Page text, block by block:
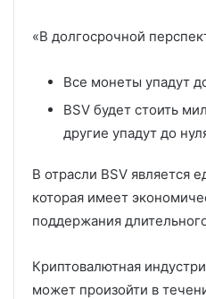
«В долгосрочной
Все монеты упадут
BSV будет стоить
другие упадут до
В отрасли BSV является
которая имеет
поддержания
Криптовалютная
может произойти в